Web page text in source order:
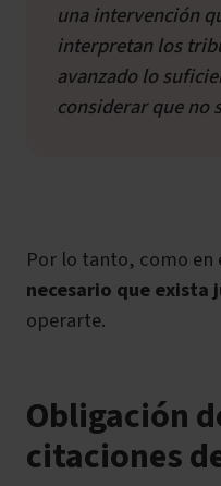
una intervención
interpretan los
avanzado lo
considerar que no
Por lo tanto, como en
necesario que exista
operarte.
Obligación
citaciones